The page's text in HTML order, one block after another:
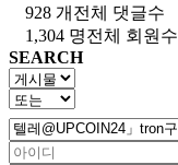
928 개 전체 댓글수
1,304 명전체 회원수
SEARCH